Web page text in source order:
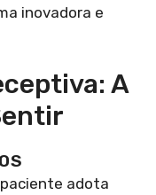
inovadora e
A
adota